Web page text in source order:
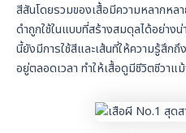
สีสันโดยรวมของเสื้อมีความหลากหล
ดำถูกใช้ในแบบที่สร้างสมดุลได้อย่าง
นี้ยังมีการใช้สีและเส้นที่ให้ความรู้สึก
อยู่ตลอดเวลา ทำให้เสื้อดูมีชีวิตชีวาแ